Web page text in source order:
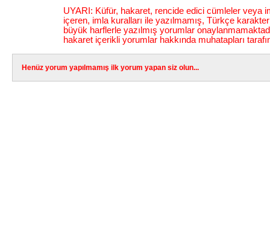
UYARI: Küfür, hakaret, rencide edici cümleler veya
içeren, imla kuralları ile yazılmamış, Türkçe
büyük harflerle yazılmış yorumlar
hakaret içerikli yorumlar hakkında muhatapları
Henüz yorum yapılmamış ilk yorum yapan siz olun...